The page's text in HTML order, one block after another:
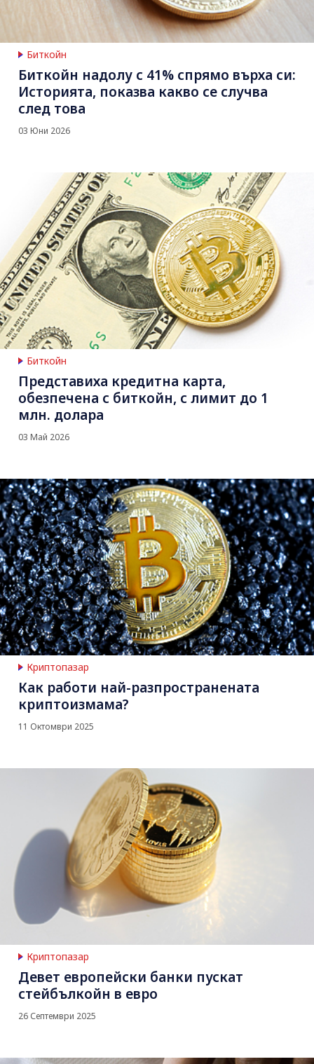
Биткойн
Биткойн надолу с 41% спрямо върха си:
Историята, показва какво се случва
след това
03 Юни 2026
Биткойн
Представиха кредитна карта,
обезпечена с биткойн, с лимит до 1
млн. долара
03 Май 2026
Криптопазар
Как работи най-разпространената
криптоизмама?
11 Октомври 2025
Криптопазар
Девет европейски банки пускат
стейбълкойн в евро
26 Септември 2025